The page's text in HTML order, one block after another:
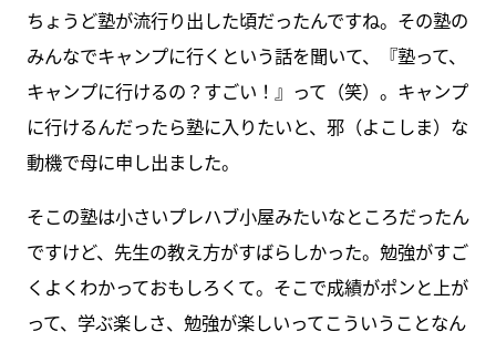
ちょうど塾が流行り出した頃だったんですね。その塾の
みんなでキャンプに行くという話を聞いて、『塾って、
キャンプに行けるの？すごい！』って（笑）。キャンプ
に行けるんだったら塾に入りたいと、邪（よこしま）な
動機で母に申し出ました。
そこの塾は小さいプレハブ小屋みたいなところだったん
ですけど、先生の教え方がすばらしかった。勉強がすご
くよくわかっておもしろくて。そこで成績がポンと上が
って、学ぶ楽しさ、勉強が楽しいってこういうことなん